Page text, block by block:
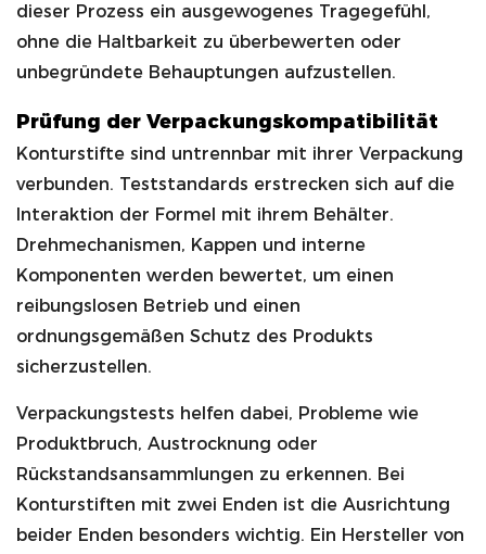
dieser Prozess ein ausgewogenes Tragegefühl,
ohne die Haltbarkeit zu überbewerten oder
unbegründete Behauptungen aufzustellen.
Prüfung der Verpackungskompatibilität
Konturstifte sind untrennbar mit ihrer Verpackung
verbunden. Teststandards erstrecken sich auf die
Interaktion der Formel mit ihrem Behälter.
Drehmechanismen, Kappen und interne
Komponenten werden bewertet, um einen
reibungslosen Betrieb und einen
ordnungsgemäßen Schutz des Produkts
sicherzustellen.
Verpackungstests helfen dabei, Probleme wie
Produktbruch, Austrocknung oder
Rückstandsansammlungen zu erkennen. Bei
Konturstiften mit zwei Enden ist die Ausrichtung
beider Enden besonders wichtig. Ein Hersteller von